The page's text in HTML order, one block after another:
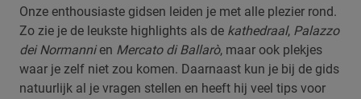
Onze enthousiaste gidsen leiden je met alle plezier rond.
Zo zie je de leukste highlights als de kathedraal, Palazzo
dei Normannien Mercato di Ballarò, maar ook plekjes
waar je zelf niet zou komen. Daarnaast kun je bij de gids
natuurlijk al je vragen stellen en heeft hij veel tips voor